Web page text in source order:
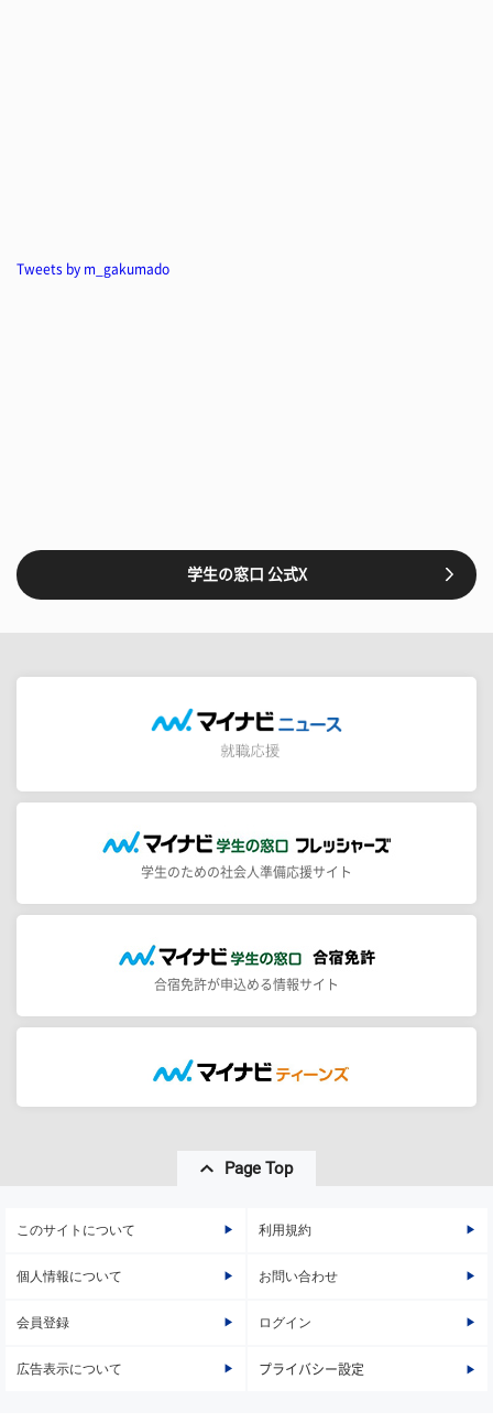
Tweets by m_gakumado
学生の窓口 公式X
学生のための社会人準備応援サイト
合宿免許が申込める情報サイト
Page Top
このサイトについて 利用規約
個人情報について お問い合わせ
会員登録 ログイン
広告表示について プライバシー設定